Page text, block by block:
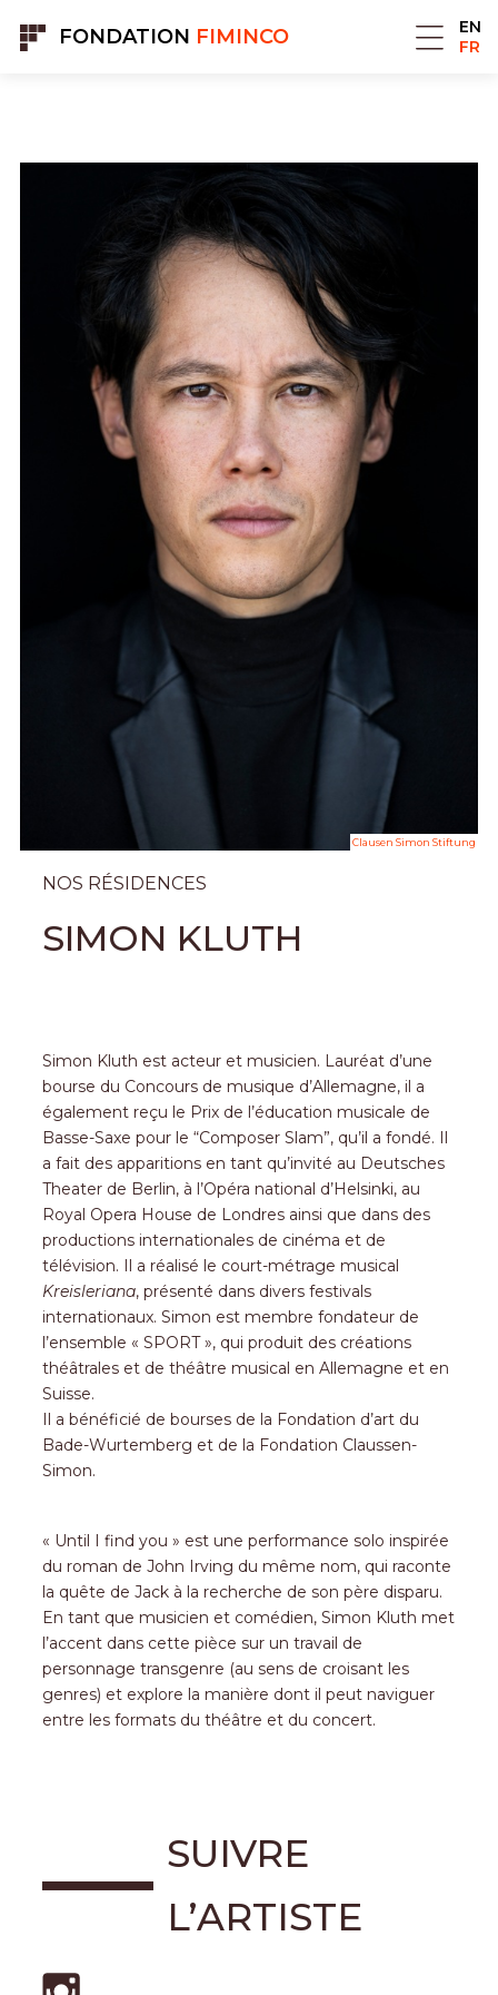
FONDATION FIMINCO
EN
FR
Clausen Simon Stiftung
NOS RÉSIDENCES
SIMON KLUTH
Simon Kluth est acteur et musicien. Lauréat d’une
bourse du Concours de musique d’Allemagne, il a
également reçu le Prix de l’éducation musicale de
Basse-Saxe pour le “Composer Slam”, qu’il a fondé. Il
a fait des apparitions en tant qu’invité au Deutsches
Theater de Berlin, à l’Opéra national d’Helsinki, au
Royal Opera House de Londres ainsi que dans des
productions internationales de cinéma et de
télévision. Il a réalisé le court-métrage musical
Kreisleriana, présenté dans divers festivals
internationaux. Simon est membre fondateur de
l’ensemble « SPORT », qui produit des créations
théâtrales et de théâtre musical en Allemagne et en
Suisse.
Il a bénéficié de bourses de la Fondation d’art du
Bade-Wurtemberg et de la Fondation Claussen-
Simon.
« Until I find you » est une performance solo inspirée
du roman de John Irving du même nom, qui raconte
la quête de Jack à la recherche de son père disparu.
En tant que musicien et comédien, Simon Kluth met
l’accent dans cette pièce sur un travail de
personnage transgenre (au sens de croisant les
genres) et explore la manière dont il peut naviguer
entre les formats du théâtre et du concert.
SUIVRE
L’ARTISTE